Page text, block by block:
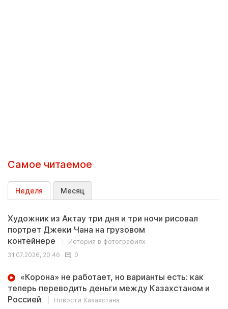
Самое читаемое
Неделя Месяц
Художник из Актау три дня и три ночи рисовал
портрет Джеки Чана на грузовом
контейнере
История в фотографиях
31.07.2026, 20:46
0
«Корона» не работает, но варианты есть: как
теперь переводить деньги между Казахстаном и
Россией
Новости Казахстана